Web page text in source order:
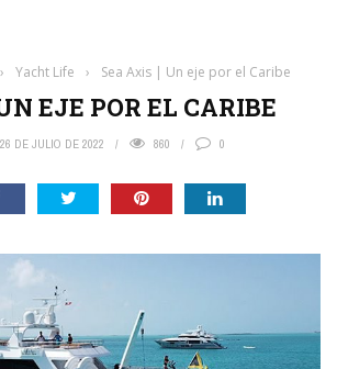
› Yacht Life › Sea Axis | Un eje por el Caribe
EJE POR EL CARIBE
26 DE JULIO DE 2022 860 0